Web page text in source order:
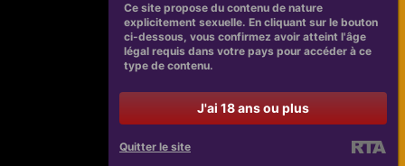
Ce site propose du contenu de nature
explicitement sexuelle. En cliquant sur le bouton
ci-dessous, vous confirmez avoir atteint l'âge
légal requis dans votre pays pour accéder à ce
type de contenu.
J'ai 18 ans ou plus
Quitter le site